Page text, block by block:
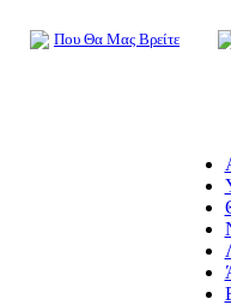
Που Θα Μας Βρείτε